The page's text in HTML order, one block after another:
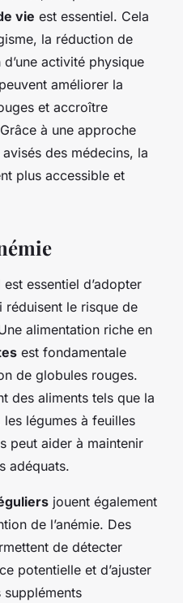
vie est essentiel. Cela
la réduction de
activité physique
améliorer la
et accroître
à une approche
des médecins, la
plus accessible et
est essentiel d’adopter
réduisent le risque de
alimentation riche en
est fondamentale
de globules rouges.
des aliments tels que la
légumes à feuilles
peut aider à maintenir
adéquats.
jouent également
de l’anémie. Des
de détecter
potentielle et d’ajuster